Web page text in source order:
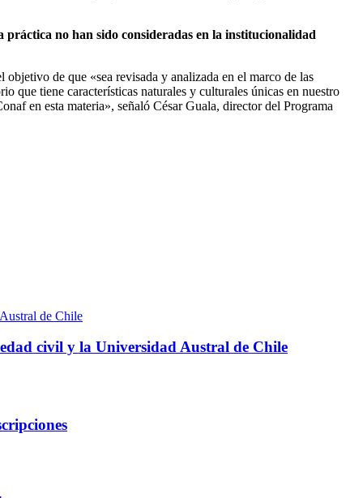
práctica no han sido consideradas en la institucionalidad
de que «sea revisada y analizada en el marco de las
que tiene características naturales y culturales únicas en nuestro
en esta materia», señaló César Guala, director del Programa
civil y la Universidad Austral de Chile